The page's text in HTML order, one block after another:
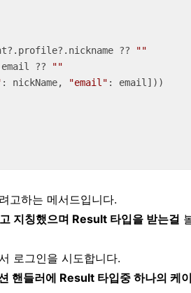
? .profile? .nickname ??
""
??
""
: nickName, "email" : email]))
고하는 메서드입니다.
지칭했으며 Result 타입을 받는걸
로그인을 시도합니다.
핸들러에 Result 타입중 하나의